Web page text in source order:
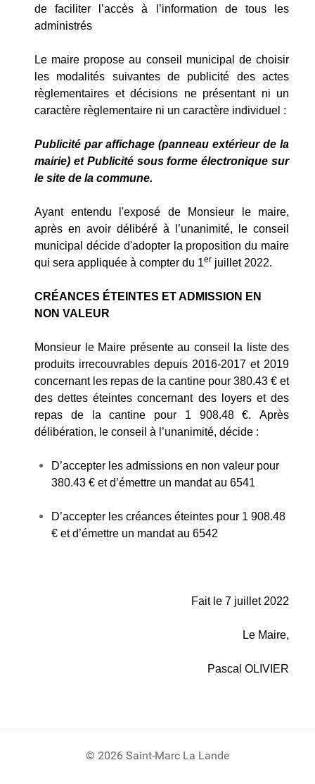
de faciliter l’accès à l’information de tous les
administrés
Le maire propose au conseil municipal de choisir
les modalités suivantes de publicité des actes
règlementaires et décisions ne présentant ni un
caractère règlementaire ni un caractère individuel :
Publicité par affichage (panneau extérieur de la
mairie) et Publicité sous forme électronique sur
le site de la commune.
Ayant entendu l'exposé de Monsieur le maire,
après en avoir délibéré à l’unanimité, le conseil
municipal décide d'adopterla proposition du maire
qui sera appliquée à compter du 1er juillet 2022.
CRÉANCES ÉTEINTES ET ADMISSION EN
NON VALEUR
Monsieur le Maire présente au conseil la liste des
produits irrecouvrables depuis 2016-2017 et 2019
concernant les repas de la cantine pour 380.43 € et
des dettes éteintes concernant des loyers et des
repas de la cantine pour 1 908.48 €. Après
délibération, le conseil à l’unanimité, décide :
D’accepter les admissions en non valeur pour
380.43 € et d’émettre un mandat au 6541
D’accepter les créances éteintes pour 1 908.48
€ et d’émettre un mandat au 6542
Fait le 7 juillet 2022
Le Maire,
Pascal OLIVIER
© 2026 Saint-Marc La Lande